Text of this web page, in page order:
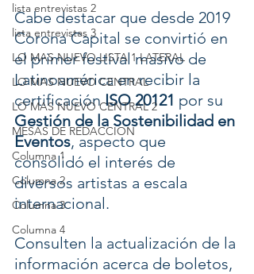
lista entrevistas 2
lista entrevistas 3
LO MAS NUEVO LISTA 1 LATERAL
LO MAS NUEVO CENTRAL
LO MAS NUEVO CENTRAL 2
MESAS DE REDACCION
Columna 1
Columna 2
Columna 3
Columna 4
Cabe destacar que desde 2019
Corona Capital se convirtió en
el primer festival masivo de
Latinoamérica en recibir la
certificación ISO 20121 por su
Gestión de la Sostenibilidad en
Eventos, aspecto que
consolidó el interés de
diversos artistas a escala
internacional.
Consulten la actualización de la
información acerca de boletos,